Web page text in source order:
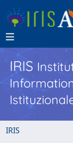
IRIS
IRIS